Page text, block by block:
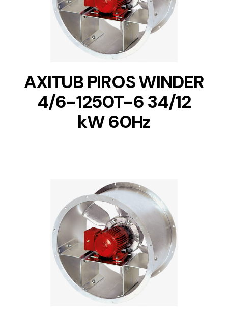
AXITUB PIROS WINDER
4/6-1250T-6 34/12
kW 60Hz
DETAILS